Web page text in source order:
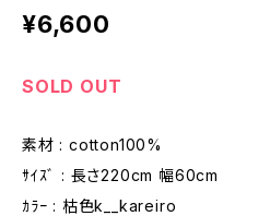
¥6,600
SOLD OUT
素材 : cotton100%
ｻｲｽﾞ : 長さ220cm 幅60cm
ｶﾗｰ : 枯色k__kareiro